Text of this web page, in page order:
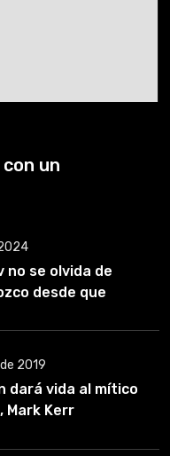
un
no se olvida de
desde que
2019
dará vida al mítico
Mark Kerr